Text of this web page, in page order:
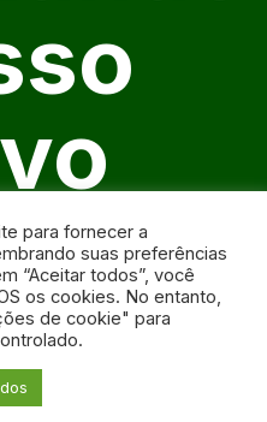
para fornecer a
suas preferências
“Aceitar todos”, você
os cookies. No entanto,
de cookie" para